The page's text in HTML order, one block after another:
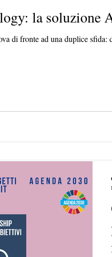
la soluzione
di fronte ad una duplice sfida: